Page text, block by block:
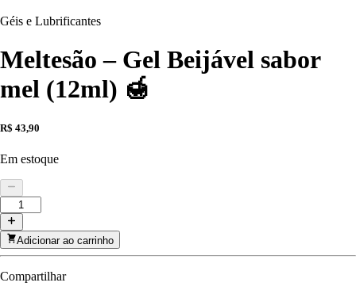
Géis e Lubrificantes
Meltesão – Gel Beijável sabor
mel (12ml) 🍯
R$ 43,90
Em estoque
Adicionar ao carrinho
Compartilhar